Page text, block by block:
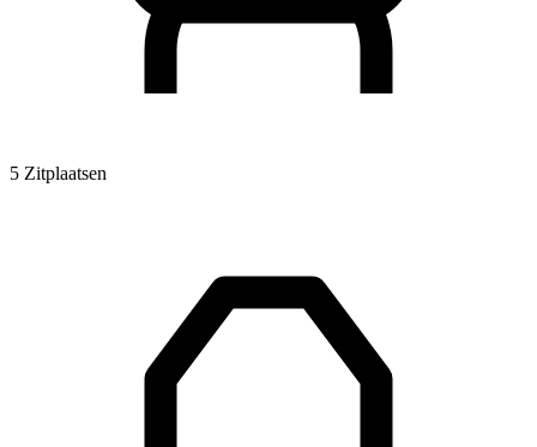
5 Zitplaatsen